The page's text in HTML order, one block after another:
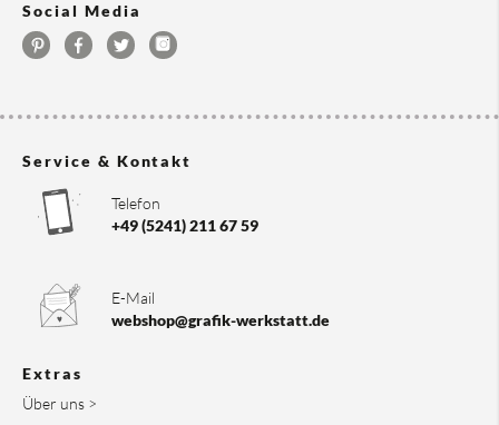
Social Media
Service & Kontakt
Telefon
+49 (5241) 211 67 59
E-Mail
webshop@grafik-werkstatt.de
Extras
Über uns >